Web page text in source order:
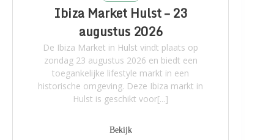
Ibiza Market Hulst – 23
augustus 2026
De Ibiza Market in Hulst vindt plaats op
zondag 23 augustus 2026 en biedt een
toegankelijke lifestyle markt in een
historische omgeving. Deze Ibiza markt in
Hulst is geschikt voor[...]
Bekijk